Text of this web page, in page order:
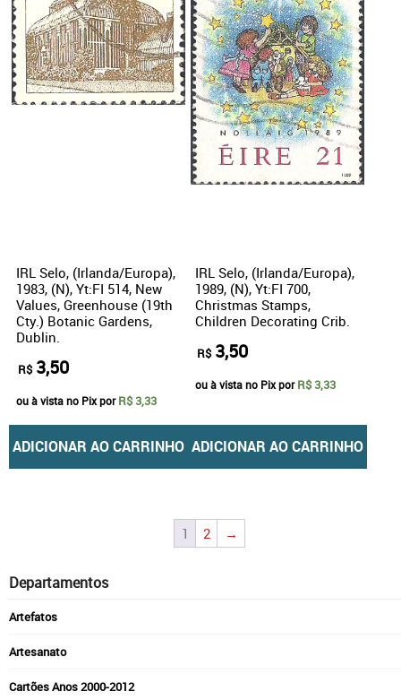
IRL Selo, (Irlanda/Europa),
1983, (N), Yt:FI 514, New
Values, Greenhouse (19th
Cty.) Botanic Gardens,
Dublin.
R$ 3,50
ou à vista no Pix porR$ 3,33
ADICIONAR AO CARRINHO
IRL Selo, (Irlanda/Europa),
1989, (N), Yt:FI 700,
Christmas Stamps,
Children Decorating Crib.
R$ 3,50
ou à vista no Pix porR$ 3,33
ADICIONAR AO CARRINHO
1 2 →
Departamentos
Artefatos
Artesanato
Cartões Anos 2000-2012